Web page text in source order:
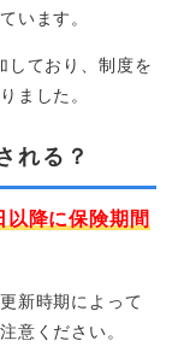
います。
しており、制度を
ました。
れる？
降に保険期間
新時期によって
意ください。